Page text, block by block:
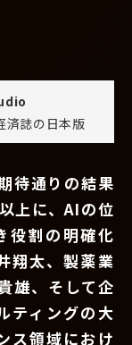
済誌の日本版
待通りの結果
上に、AIの位
役割の明確化
翔太、製薬業
雄、そして企
ティングの大
ス領域におけ